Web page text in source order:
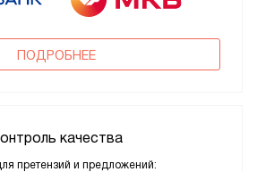
ПОДРОБНЕЕ
качества
претензий и предложений: